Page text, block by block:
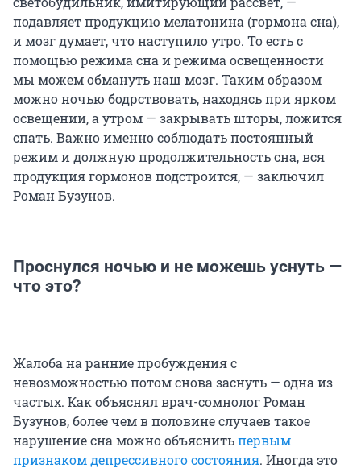
подавляет продукцию мелатонина (гормона сна),
и мозг думает, что наступило утро. То есть с
помощью режима сна и режима освещенности
мы можем обмануть наш мозг. Таким образом
можно ночью бодрствовать, находясь при ярком
освещении, а утром — закрывать шторы, ложится
спать. Важно именно соблюдать постоянный
режим и должную продолжительность сна, вся
продукция гормонов подстроится, — заключил
Роман Бузунов.
Проснулся ночью и не можешь уснуть —
что это?
Жалоба на ранние пробуждения с
невозможностью потом снова заснуть — одна из
частых. Как объяснял врач-сомнолог Роман
Бузунов, более чем в половине случаев такое
нарушение сна можно объяснитьпервым
признаком депрессивного состояния. Иногда это